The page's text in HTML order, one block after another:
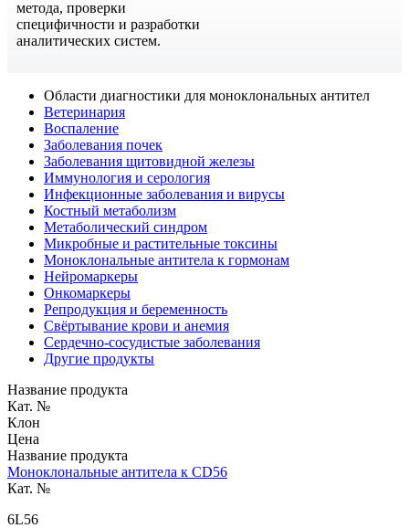
метода, проверки
специфичности и разработки
аналитических систем.
Области диагностики для моноклональных антител
Ветеринария
Воспаление
Заболевания почек
Заболевания щитовидной железы
Иммунология и серология
Инфекционные заболевания и вирусы
Костный метаболизм
Метаболический синдром
Микробные и растительные токсины
Моноклональные антитела к гормонам
Нейромаркеры
Онкомаркеры
Репродукция и беременность
Свёртывание крови и анемия
Сердечно-сосудистые заболевания
Другие продукты
Название продукта
Кат. №
Клон
Цена
Название продукта
Моноклональные антитела к CD56
Кат. №
6L56